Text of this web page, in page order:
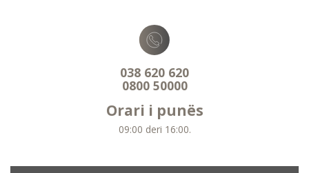
038 620 620
0800 50000
Orari i punës
09:00 deri 16:00.